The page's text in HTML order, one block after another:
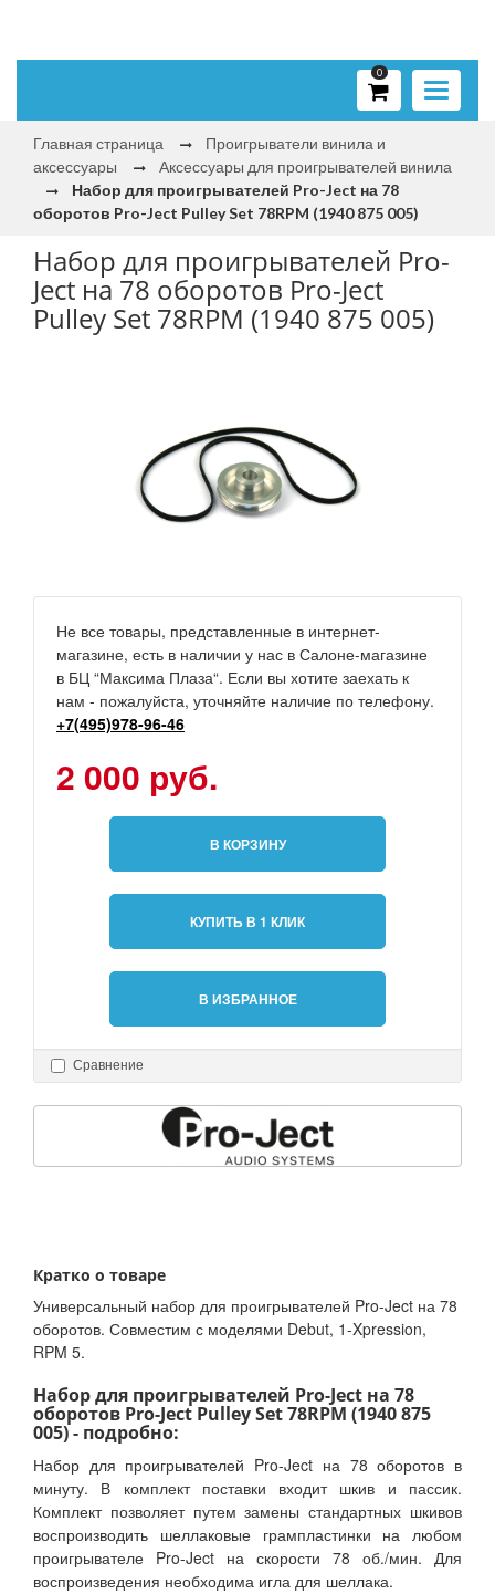
Toggle
0
Главная страница
Проигрыватели винила и
аксессуары
Аксессуары для проигрывателей винила
Набор для проигрывателей Pro-Ject на 78
оборотов Pro-Ject Pulley Set 78RPM (1940 875 005)
Набор для проигрывателей Pro-
Ject на 78 оборотов Pro-Ject
Pulley Set 78RPM (1940 875 005)
Не все товары, представленные в интернет-
магазине, есть в наличии у нас в Салоне-магазине
в БЦ “Максима Плаза“. Если вы хотите заехать к
нам - пожалуйста, уточняйте наличие по телефону.
+7(495)978-96-46
2 000 руб.
В КОРЗИНУ
КУПИТЬ В 1 КЛИК
В ИЗБРАННОЕ
Сравнение
Кратко о товаре
Универсальный набор для проигрывателей Pro-Ject на 78
оборотов. Совместим с моделями Debut, 1-Xpression,
RPM 5.
Набор для проигрывателей Pro-Ject на 78
оборотов Pro-Ject Pulley Set 78RPM (1940 875
005) - подробно:
Набор для проигрывателей Pro-Ject на 78 оборотов в
минуту. В комплект поставки входит шкив и пассик.
Комплект позволяет путем замены стандартных шкивов
воспроизводить шеллаковые грампластинки на любом
проигрывателе Pro-Ject на скорости 78 об./мин. Для
воспроизведения необходима игла для шеллака.